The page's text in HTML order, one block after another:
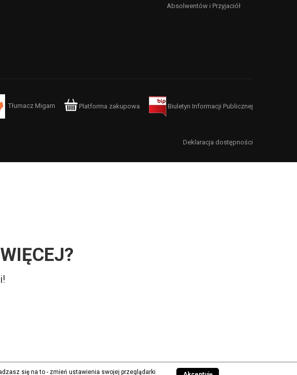
Absolwentów i Przyjaciół
Tłumacz Migam Platforma zakupowa Biuletyn Informacji Publicznej
Deklaracja dostępności
się na to - zmień ustawienia swojej przeglądarki